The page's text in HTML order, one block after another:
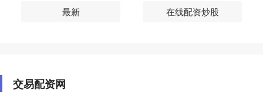
最新 在线配资炒股
交易配资网